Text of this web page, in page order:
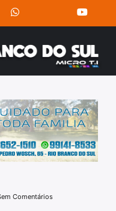
Comentários